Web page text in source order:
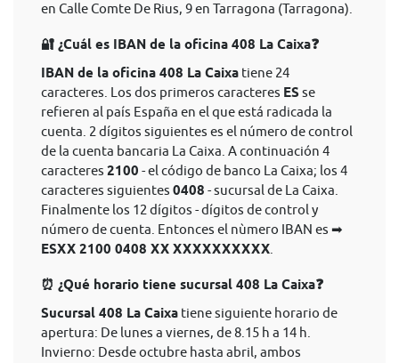
en Calle Comte De Rius, 9 en Tarragona (Tarragona).
🔐 ¿Cuál es IBAN de la oficina 408 La Caixa❓
IBAN de la oficina 408 La Caixa tiene 24
caracteres. Los dos primeros caracteres ES se
refieren al país España en el que está radicada la
cuenta. 2 dígitos siguientes es el número de control
de la cuenta bancaria La Caixa. A continuación 4
caracteres 2100 - el código de banco La Caixa; los 4
caracteres siguientes 0408 - sucursal de La Caixa.
Finalmente los 12 dígitos - dígitos de control y
número de cuenta. Entonces el nùmero IBAN es ➡
ESXX 2100 0408 XX XXXXXXXXXX
⏰ ¿Qué horario tiene sucursal 408 La Caixa❓
Sucursal 408 La Caixa tiene siguiente horario de
apertura: De lunes a viernes, de 8.15 h a 14 h.
Invierno: Desde octubre hasta abril, ambos